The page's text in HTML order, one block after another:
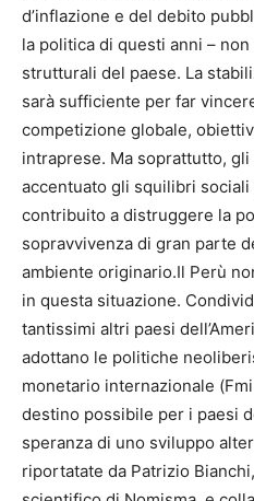
d’inflazione e del debito
la politica di questi anni –
strutturali del paese. La
sarà sufficiente per far
competizione globale,
intraprese. Ma soprattutto,
accentuato gli squilibri
contribuito a distruggere la
sopravvivenza di gran parte
ambiente originario.Il Perù
in questa situazione.
tantissimi altri paesi
adottano le politiche
monetario internazionale
destino possibile per i paesi
speranza di uno sviluppo
riportatate da Patrizio